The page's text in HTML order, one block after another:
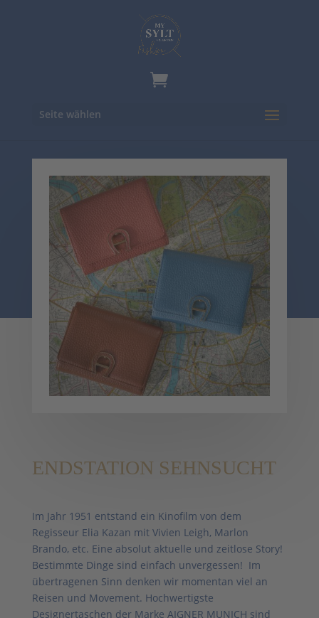
Seite wählen
ENDSTATION SEHNSUCHT
Im Jahr 1951 entstand ein Kinofilm von dem
Regisseur Elia Kazan mit Vivien Leigh, Marlon
Brando, etc. Eine absolut aktuelle und zeitlose Story!
Bestimmte Dinge sind einfach unvergessen! Im
übertragenen Sinn denken wir momentan viel an
Reisen und Movement. Hochwertigste
Designertaschen der Marke AIGNER MUNICH sind